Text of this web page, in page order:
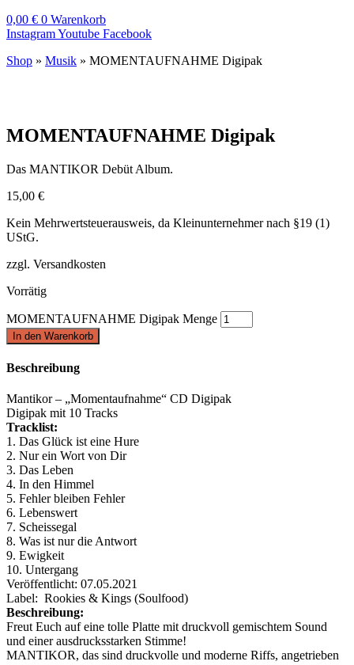
0,00 € 0 Warenkorb
InstagramYoutube Facebook
Shop » Musik » MOMENTAUFNAHME Digipak
MOMENTAUFNAHME Digipak
Das MANTIKOR Debüt Album.
15,00 €
Kein Mehrwertsteuerausweis, da Kleinunternehmer nach §19 (1)
UStG.
zzgl. Versandkosten
Vorrätig
MOMENTAUFNAHME Digipak Menge
In den Warenkorb
Beschreibung
Mantikor – „Momentaufnahme“ CD Digipak
Digipak mit 10 Tracks
Tracklist:
1. Das Glück ist eine Hure
2. Nur ein Wort von Dir
3. Das Leben
4. In den Himmel
5. Fehler bleiben Fehler
6. Lebenswert
7. Scheissegal
8. Was ist nur die Antwort
9. Ewigkeit
10. Untergang
Veröffentlicht: 07.05.2021
Label: ‎ Rookies & Kings (Soulfood)
Beschreibung:
Freut Euch auf eine tolle Platte mit druckvoll gemischtem Sound
und einer ausdrucksstarken Stimme!
MANTIKOR, das sind druckvolle und moderne Riffs, angetrieben